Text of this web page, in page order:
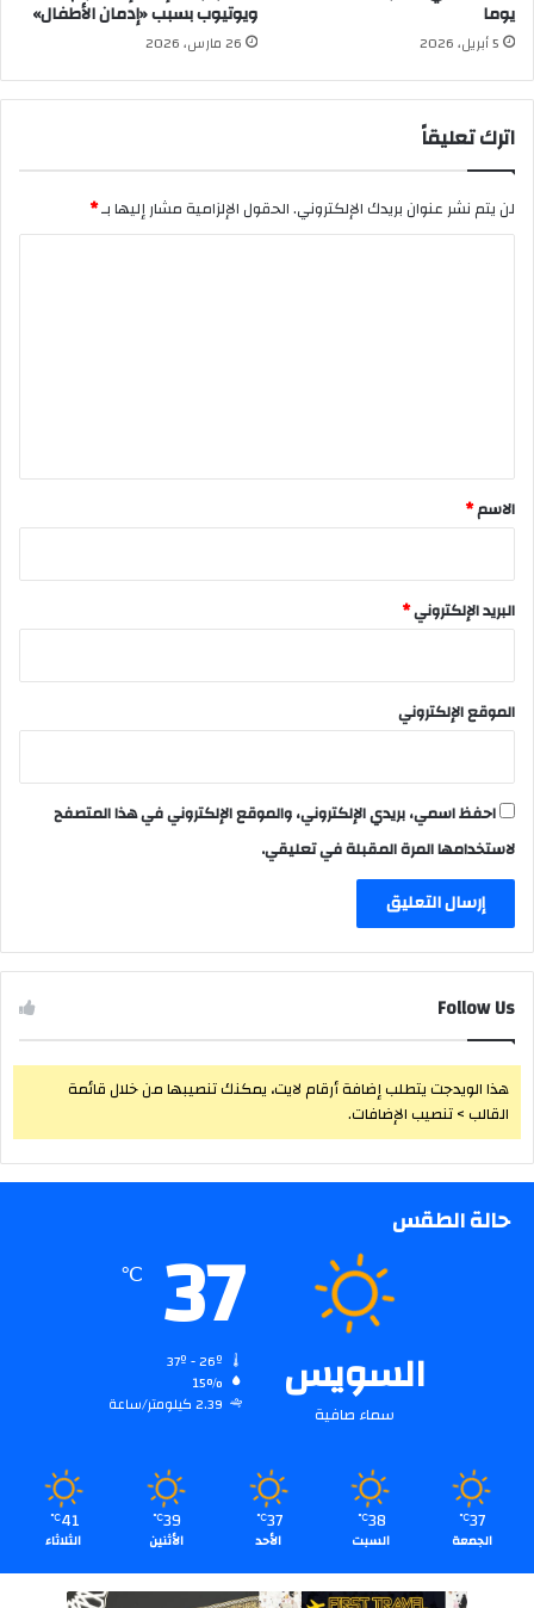
يوما
5 أبريل، 2026
ويوتيوب بسبب «إدمان الأطفال»
26 مارس، 2026
اترك تعليقاً
لن يتم نشر عنوان بريدك الإلكتروني.الحقول الإلزامية مشار إليها بـ*
*
الاسم*
البريد الإلكتروني*
الموقع الإلكتروني
احفظ اسمي، بريدي الإلكتروني، والموقع الإلكتروني في هذا المتصفح
لاستخدامها المرة المقبلة في تعليقي.
Follow Us
هذا الويدجت يتطلب إضافة أرقام لايت، يمكنك تنصيبها من خلال قائمة
القالب > تنصيب الإضافات.
حالة الطقس
السويس
سماء صافية
37
℃
15%
2.39 كيلومتر/ساعة
37
℃
الجمعة
38
℃
السبت
37
℃
الأحد
39
℃
الأثنين
41
℃
الثلاثاء